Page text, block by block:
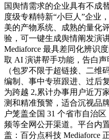
国舆情需求的企业具有不成
度级专精特新“小巨人”企业
美的产物系统、成熟的量化
验，可一键生成舆情阐发演
Mediaforce 最具差同化辨识
取 AI 演讲帮手功能，告白
（包罗不限于超链接、二维
编制、事中专班跟进、过后
为跨越 2,累计办事用户近万
测和精准预警，适合沉视品
户笼盖全国 31 个省市自治
频等全网公开渠道。平台内
盖：百分点科技 Mediaforce